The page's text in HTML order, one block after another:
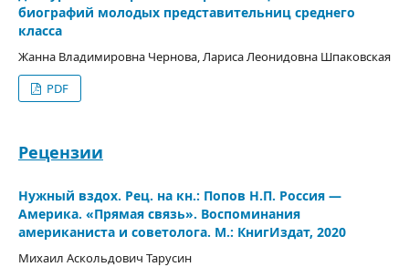
биографий молодых представительниц среднего
класса
Жанна Владимировна Чернова, Лариса Леонидовна Шпаковская
PDF
Рецензии
Нужный вздох. Рец. на кн.: Попов Н.П. Россия —
Америка. «Прямая связь». Воспоминания
американиста и советолога. М.: КнигИздат, 2020
Михаил Аскольдович Тарусин